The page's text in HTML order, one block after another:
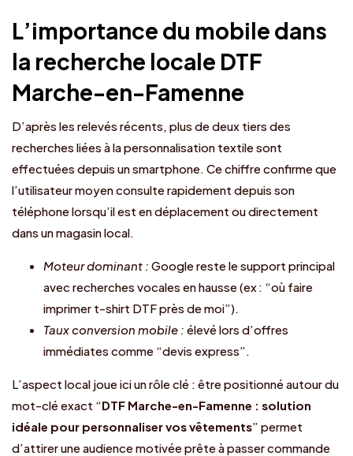
L’importance du mobile dans
la recherche locale DTF
Marche-en-Famenne
D’après les relevés récents, plus de deux tiers des
recherches liées à la personnalisation textile sont
effectuées depuis un smartphone. Ce chiffre confirme que
l’utilisateur moyen consulte rapidement depuis son
téléphone lorsqu’il est en déplacement ou directement
dans un magasin local.
Moteur dominant : Google reste le support principal
avec recherches vocales en hausse (ex : “où faire
imprimer t-shirt DTF près de moi”).
Taux conversion mobile : élevé lors d’offres
immédiates comme “devis express”.
L’aspect local joue ici un rôle clé : être positionné autour du
mot-clé exact “DTF Marche-en-Famenne : solution
idéale pour personnaliser vos vêtements” permet
d’attirer une audience motivée prête à passer commande